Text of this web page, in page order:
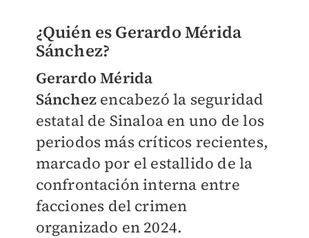
¿Quién es Gerardo Mérida
Sánchez?
Gerardo Mérida
Sánchezencabezó la seguridad
estatal de Sinaloa en uno de los
periodos más críticos recientes,
marcado por el estallido de la
confrontación interna entre
facciones del crimen
organizado en 2024.